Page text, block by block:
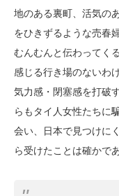
地のある裏町、活気の
をひきずるような売春
むんむんと伝わってく
感じる行き場のないわ
気力感・閉塞感を打破
らもタイ人女性たちに
会い、日本で見つけに
ら受けたことは確かで